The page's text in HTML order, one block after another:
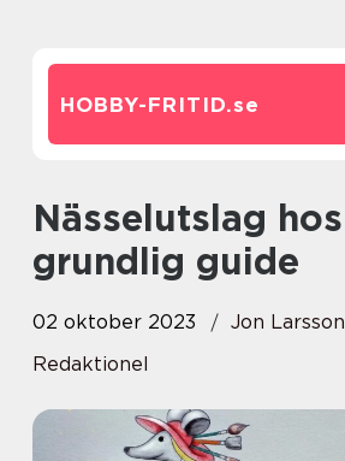
HOBBY-FRITID.se
Nässelutslag hos barn: En
grundlig guide
02 oktober 2023
Jon Larsson
Redaktionel